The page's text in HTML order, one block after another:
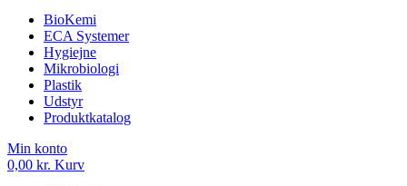
BioKemi
ECA Systemer
Hygiejne
Mikrobiologi
Plastik
Udstyr
Produktkatalog
Min konto
0,00 kr. Kurv